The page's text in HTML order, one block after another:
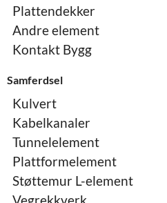
Plattendekker
Andre element
Kontakt Bygg
Samferdsel
Kulvert
Kabelkanaler
Tunnelelement
Plattformelement
Støttemur L-element
Vegrekkverk